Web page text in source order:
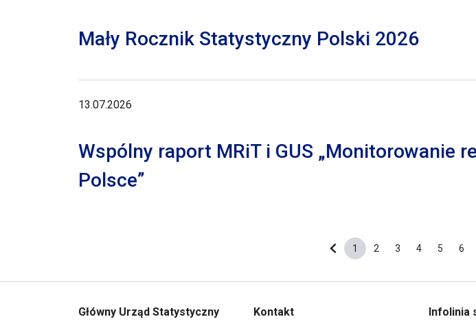
Mały Rocznik Statystyczny Polski 2026
13.07.2026
Wspólny raport MRiT i GUS „Monitorowanie
Polsce”
Poprzednia strona
Bieżąca strona
1
Strona
2
Strona
3
Strona
4
Strona
5 6
Główny Urząd Statystyczny Kontakt Infolinia